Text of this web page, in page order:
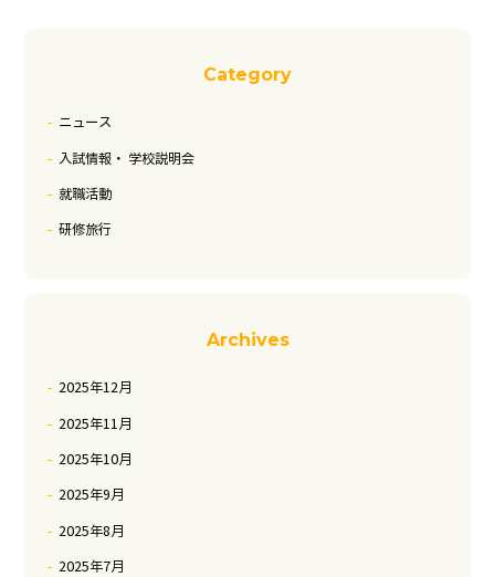
Category
ニュース
入試情報・ 学校説明会
就職活動
研修旅行
Archives
2025年12月
2025年11月
2025年10月
2025年9月
2025年8月
2025年7月